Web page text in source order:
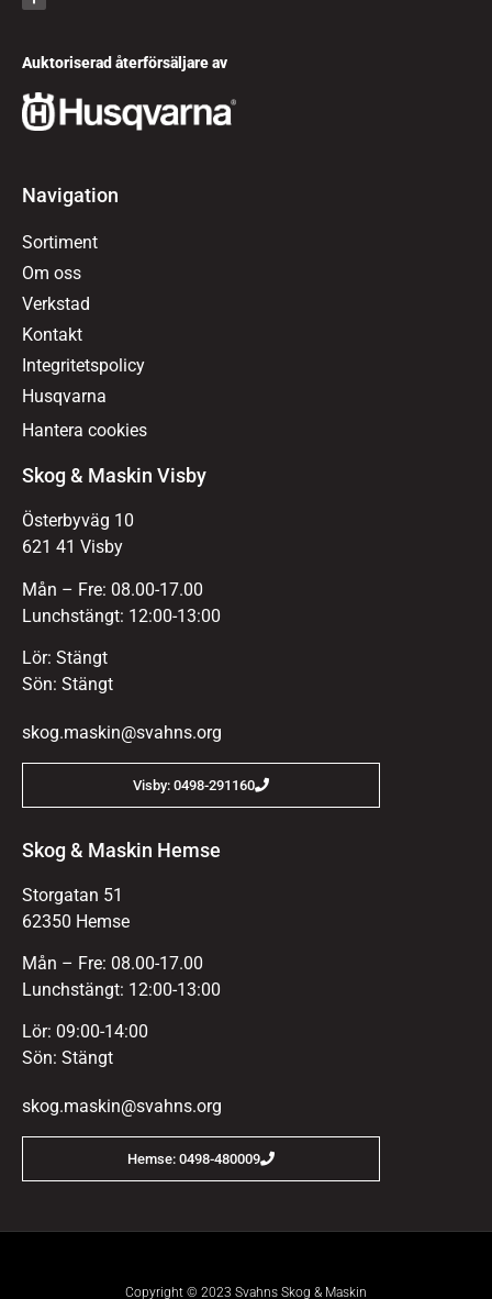
Auktoriserad återförsäljare av
Navigation
Sortiment
Om oss
Verkstad
Kontakt
Integritetspolicy
Husqvarna
Hantera cookies
Skog & Maskin Visby
Österbyväg 10
621 41 Visby
Mån – Fre: 08.00-17.00
Lunchstängt: 12:00-13:00
Lör: Stängt
Sön: Stängt
skog.maskin@svahns.org
Visby: 0498-291160
Skog & Maskin Hemse
Storgatan 51
62350 Hemse
Mån – Fre: 08.00-17.00
Lunchstängt: 12:00-13:00
Lör: 09:00-14:00
Sön: Stängt
skog.maskin@svahns.org
Hemse: 0498-480009
Copyright © 2023 Svahns Skog & Maskin